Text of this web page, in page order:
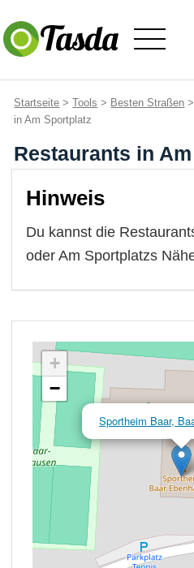
Startseite >Tools > Besten Straßen >
in Am Sportplatz
Restaurants in
Hinweis
Du kannst die
oder Am Sportplatzs